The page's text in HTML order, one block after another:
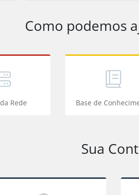
Como podemos
Rede Base de
Sua